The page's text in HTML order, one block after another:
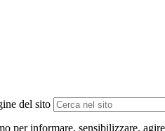
del sito
per informare, sensibilizzare,